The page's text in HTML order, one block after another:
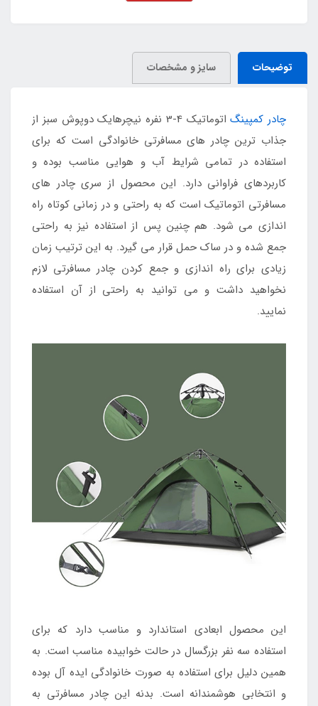
توضیحات سایز و مشخصات
چادر کمپینگ
اتوماتیک 4-3 نفره نیچرهایک دوپوش سبز از
جذاب ترین چادر های مسافرتی خانوادگی است که برای
استفاده در تمامی شرایط آب و هوایی مناسب بوده و
کاربردهای فراوانی دارد. این محصول از سری چادر های
مسافرتی اتوماتیک است که به راحتی و در زمانی کوتاه راه
اندازی می شود. هم چنین پس از استفاده نیز به راحتی
جمع شده و در ساک حمل قرار می گیرد. به این ترتیب زمان
زیادی برای راه اندازی و جمع کردن چادر مسافرتی لازم
نخواهید داشت و می توانید به راحتی از آن استفاده
نمایید.
این محصول ابعادی استاندارد و مناسب دارد که برای
استفاده سه نفر بزرگسال در حالت خوابیده مناسب است. به
همین دلیل برای استفاده به صورت خانوادگی ایده آل بوده
و انتخابی هوشمندانه است. بدنه این چادر مسافرتی به